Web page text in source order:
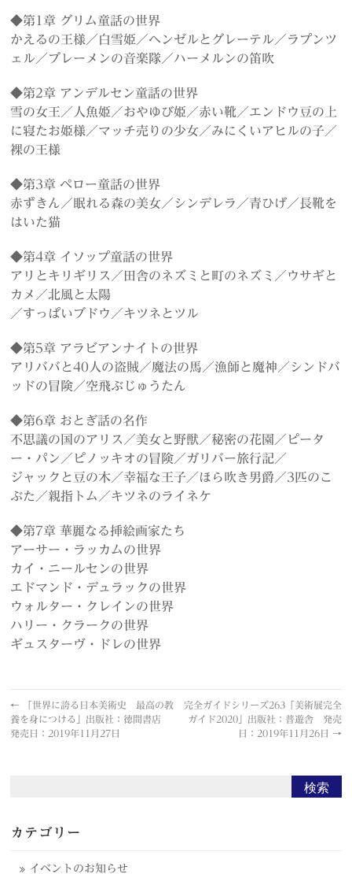
◆第1章 グリム童話の世界
かえるの王様／白雪姫／ヘンゼルとグレーテル／ラプンツ
ェル／ブレーメンの音楽隊／ハーメルンの笛吹
◆第2章 アンデルセン童話の世界
雪の女王／人魚姫／おやゆび姫／赤い靴／エンドウ豆の上
に寝たお姫様／マッチ売りの少女／みにくいアヒルの子／
裸の王様
◆第3章 ペロー童話の世界
赤ずきん／眠れる森の美女／シンデレラ／青ひげ／長靴を
はいた猫
◆第4章 イソップ童話の世界
アリとキリギリス／田舎のネズミと町のネズミ／ウサギと
カメ／北風と太陽
／すっぱいブドウ／キツネとツル
◆第5章 アラビアンナイトの世界
アリババと40人の盗賊／魔法の馬／漁師と魔神／シンドバ
ッドの冒険／空飛ぶじゅうたん
◆第6章 おとぎ話の名作
不思議の国のアリス／美女と野獣／秘密の花園／ピータ
ー・パン／ピノッキオの冒険／ガリバー旅行記／
ジャックと豆の木／幸福な王子／ほら吹き男爵／3匹のこ
ぶた／親指トム／キツネのライネケ
◆第7章 華麗なる挿絵画家たち
アーサー・ラッカムの世界
カイ・ニールセンの世界
エドマンド・デュラックの世界
ウォルター・クレインの世界
ハリー・クラークの世界
ギュスターヴ・ドレの世界
←
「世界に誇る日本美術史 最高の教
養を身につける」出版社：徳間書店
発売日：2019年11月27日
完全ガイドシリーズ263「美術展完全
ガイド2020」出版社：普遊舎 発売
日：2019年11月26日 →
カテゴリー
イベントのお知らせ